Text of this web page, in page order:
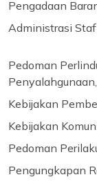
Pengadaan
Administrasi Staf
Pedoman
Kebijakan
Kebijakan
Pedoman
Pengungkapan